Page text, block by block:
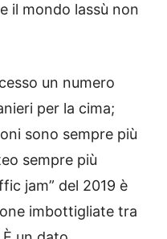
il mondo lassù non
un numero
per la cima;
sono sempre più
sempre più
jam” del 2019 è
imbottigliate tra